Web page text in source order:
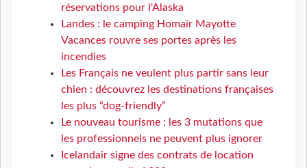
réservations pour l'Alaska
Landes : le camping Homair Mayotte
Vacances rouvre ses portes après les
incendies
Les Français ne veulent plus partir sans leur
chien : découvrez les destinations françaises
les plus “dog-friendly”
Le nouveau tourisme : les 3 mutations que
les professionnels ne peuvent plus ignorer
Icelandair signe des contrats de location